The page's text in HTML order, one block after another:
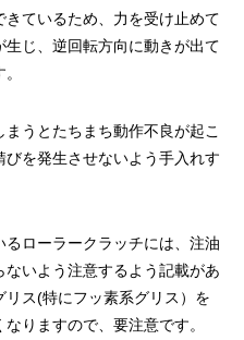
ているため、力を受け止めて
じ、逆回転方向に動きが出て
うとたちまち動作不良が起こ
を発生させないよう手入れす
ローラークラッチには、注油
いよう注意するよう記載があ
リス(特にフッ素系グリス）を
りますので、要注意です。